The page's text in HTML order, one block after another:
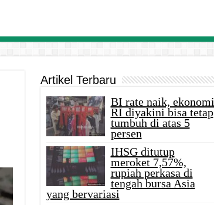
Artikel Terbaru
BI rate naik, ekonomi
RI diyakini bisa tetap
tumbuh di atas 5
persen
IHSG ditutup
meroket 7,57%,
rupiah perkasa di
tengah bursa Asia
yang bervariasi